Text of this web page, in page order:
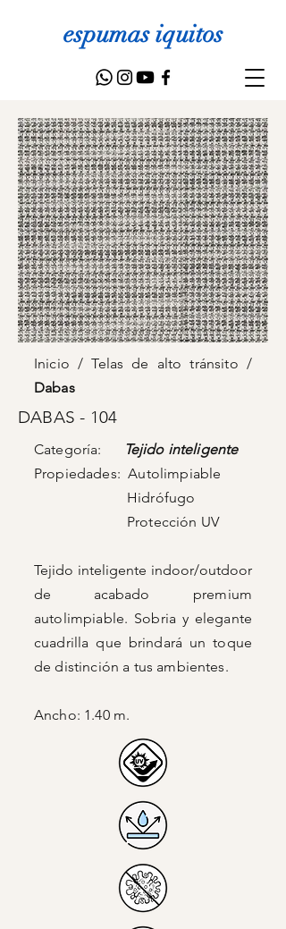
espumas iquitos
Inicio/Telas de alto tránsito /
Dabas
DABAS - 104
Categoría:
Tejido inteligente
Propiedades: Autolimpiable
Hidrófugo
Protección UV
Tejido inteligente indoor/outdoor
de acabado premium
autolimpiable. Sobria y elegante
cuadrilla que brindará un toque
de distinción a tus ambientes.
Ancho: 1.40 m.